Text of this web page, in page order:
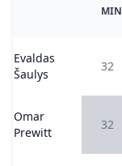
MIN
Evaldas
Šaulys
32
Omar
Prewitt
32